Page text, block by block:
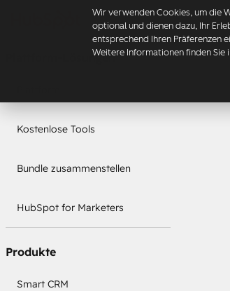
Wir verwenden Cookies, um die
optional und dienen dazu, Ihr
entsprechend Ihren Präferenzen
Weitere Informationen finden Sie
Plattform-Lösungen
Kostenlose Tools
Bundle zusammenstellen
HubSpot for Marketers
Produkte
Smart CRM